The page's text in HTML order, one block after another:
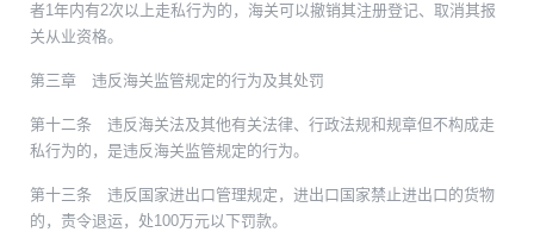
者1年内有2次以上走私行为的，海关可以撤销其注册登记、取消其报
关从业资格。
第三章 违反海关监管规定的行为及其处罚
第十二条 违反海关法及其他有关法律、行政法规和规章但不构成走
私行为的，是违反海关监管规定的行为。
第十三条 违反国家进出口管理规定，进出口国家禁止进出口的货物
的，责令退运，处100万元以下罚款。